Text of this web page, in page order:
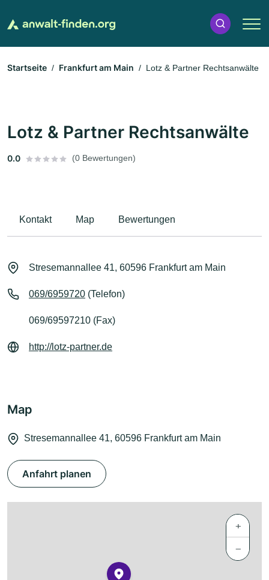
Startseite Frankfurt am Main Lotz & Partner Rechtsanwälte
Lotz & Partner Rechtsanwälte
0.0 (0 Bewertungen)
Kontakt Map Bewertungen
Stresemannallee 41, 60596 Frankfurt am Main
069/6959720 (Telefon)
069/69597210 (Fax)
http://lotz-partner.de
Map
Stresemannallee 41, 60596 Frankfurt am Main
Anfahrt planen
+
−